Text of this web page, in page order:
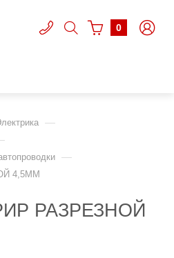
0
—
—
4,5ММ
РАЗРЕЗНОЙ